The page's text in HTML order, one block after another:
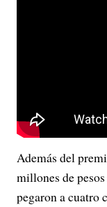
Además del
millones de
pegaron a cuatro